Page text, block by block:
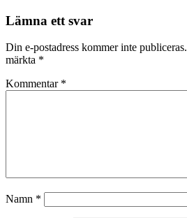
Lämna ett svar
Din e-postadress kommer inte publiceras.
märkta *
Kommentar *
Namn *